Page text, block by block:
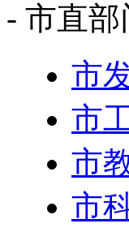
- 市直
市
市
市
市